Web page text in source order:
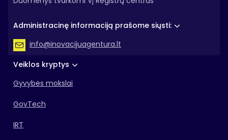
Veiklos kryptys
Gyvybės mokslai
GovTech
IRT
Administracinę informaciją prašome siųsti:
info@inovacijuagentura.lt